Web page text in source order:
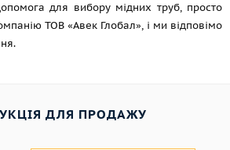
для вибору мідних труб, просто
ТОВ «Авек Глобал», і ми відповімо
ДЛЯ ПРОДАЖУ